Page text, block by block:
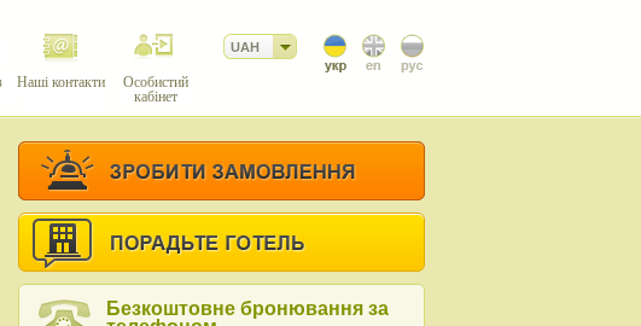
Наші контакти
Особистий
кабінет
UAH
Безкоштовне бронювання за